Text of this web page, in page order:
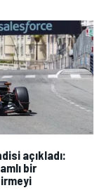
açıkladı:
bir